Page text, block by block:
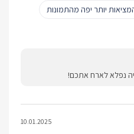
יותר יפה מהתמונות
נפלא לארח אתכם!
10.01.2025